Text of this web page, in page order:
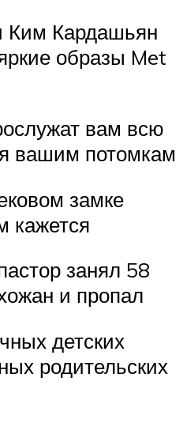
Ким Кардашьян
образы Met
вам всю
вашим потомкам
замке
кажется
занял 58
и пропал
детских
родительских